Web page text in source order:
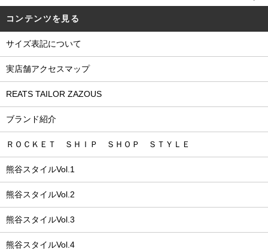
コンテンツを見る
サイズ表記について
実店舗アクセスマップ
REATS TAILOR ZAZOUS
ブランド紹介
ＲＯＣＫＥＴ ＳＨＩＰ ＳＨＯＰ ＳＴＹＬＥ
熊谷スタイルVol.1
熊谷スタイルVol.2
熊谷スタイルVol.3
熊谷スタイルVol.4